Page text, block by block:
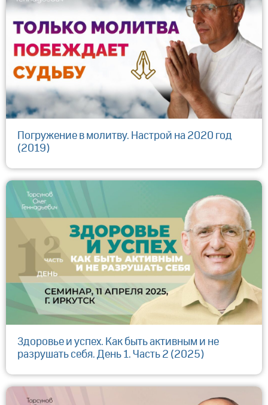
Погружение в молитву. Настрой на 2020 год
(2019)
Здоровье и успех. Как быть активным и не
разрушать себя. День 1. Часть 2 (2025)